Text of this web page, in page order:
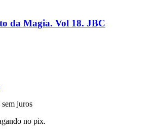
da Magia. Vol 18. JBC
sem juros
no pix.